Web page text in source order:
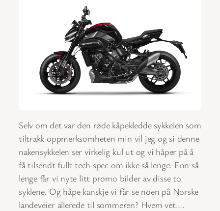
Selv om det var den røde kåpekledde sykkelen som
tiltrakk oppmerksomheten min vil jeg og si denne
nakensykkelen ser virkelig kul ut og vi håper på å
få tilsendt fullt tech spec om ikke så lenge. Enn så
lenge får vi nyte litt promo bilder av disse to
syklene. Og håpe kanskje vi får se noen på Norske
landeveier allerede til sommeren? Hvem vet….